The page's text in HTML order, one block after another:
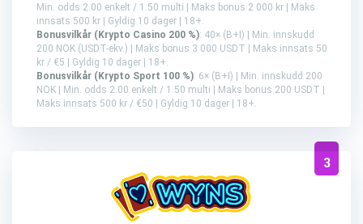
Min. odds 2.00 enkelt / 1.50 multi | Maks bonus 2 000 kr | Maks
innsats 500 kr | Gyldig 10 dager | 18+.
Bonusvilkår (Krypto Casino 200 %): 40× (B+I) | Min. innskudd
200 NOK (USDT-ekv.) | Maks bonus 3 000 USDT | Maks innsats 50
kr / €5 | Gyldig 10 dager | 18+.
Bonusvilkår (Krypto Sport 100 %): 6× (B+I) | Min. innskudd 200
NOK | Min. odds 2.00 enkelt / 1.50 multi | Maks bonus 200 USDT |
Maks innsats 500 kr / €50 | Gyldig 10 dager | 18+.
3